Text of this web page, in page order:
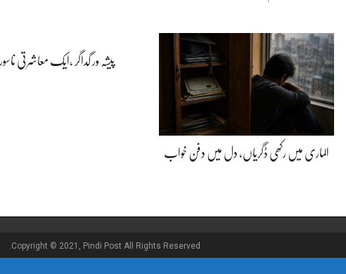
الماری میں رکھی ڈگریاں، دل میں دفن خواب
پیشہ ور گداگر ،ایک معاشرتی ناسور
Copyright © 2021, Pindi Post All Rights Reserved.